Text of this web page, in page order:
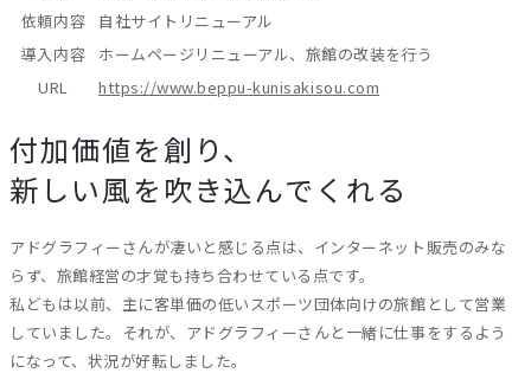
依頼内容
自社サイトリニューアル
導入内容
ホームページリニューアル、旅館の改装を行う
URL
https://www.beppu-kunisakisou.com
付加価値を創り、
新しい風を吹き込んでくれる
アドグラフィーさんが凄いと感じる点は、インターネット販売のみな
らず、旅館経営の才覚も持ち合わせている点です。
私どもは以前、主に客単価の低いスポーツ団体向けの旅館として営業
していました。それが、アドグラフィーさんと一緒に仕事をするよう
になって、状況が好転しました。